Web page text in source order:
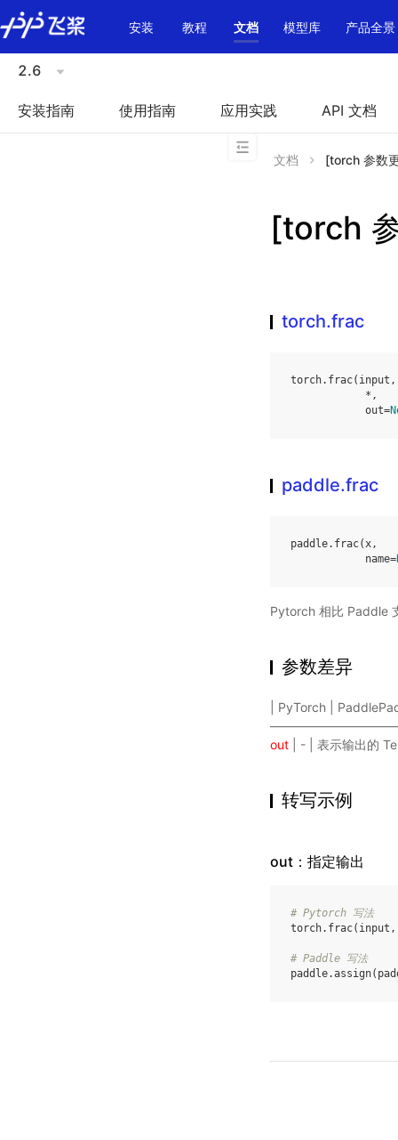
\u200E
安装
教程 文档 模型库 产品全景
2.6
安装指南 使用指南 应用实践 API 文档
文档 [torch 参数
[torch
torch.frac
torch. frac( input ,
* ,
out=
paddle.frac
paddle. frac(x,
name=
Pytorch 相比 Paddle
参数差异
| PyTorch |
out
| - | 表示输出的
转写示例
out：指定输出
# Pytorch 写法
torch. frac( input ,
# Paddle 写法
paddle.assign(